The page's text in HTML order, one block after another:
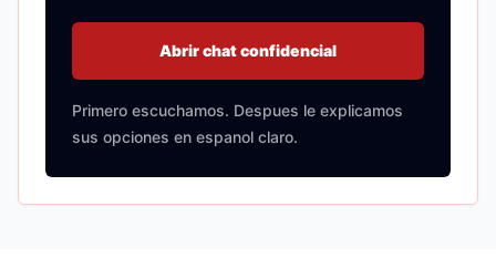
Abrir chat confidencial
Primero escuchamos. Despues le explicamos
sus opciones en espanol claro.